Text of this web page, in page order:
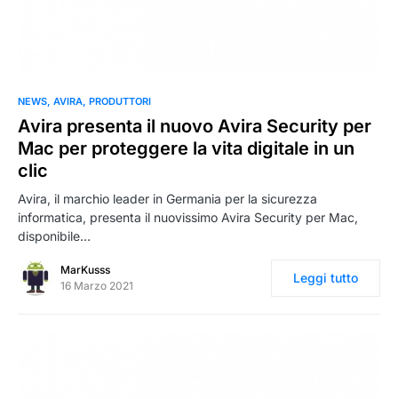
0
NEWS AVIRA PRODUTTORI
Avira presenta il nuovo Avira Security per
Mac per proteggere la vita digitale in un
clic
Avira, il marchio leader in Germania per la sicurezza
informatica, presenta il nuovissimo Avira Security per Mac,
disponibile…
MarKusss
16 Marzo 2021
Leggi tutto